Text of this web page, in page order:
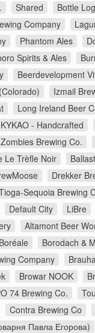
Shared Bottle
Company
Phantom Ales
Spirits & Ales
Beerdevelopment
Izmail
Long Ireland Beer
KYKAO - Handcrafted
Brewing Co.
Le Trèfle Noir
Drekker
Sequoia Brewing
Default City LiBre
Altamont Beer
Boréale Borodach &
Company
Browar NOOK
74 Brewing Co.
Contra Brewing Co
Павла Егорова)